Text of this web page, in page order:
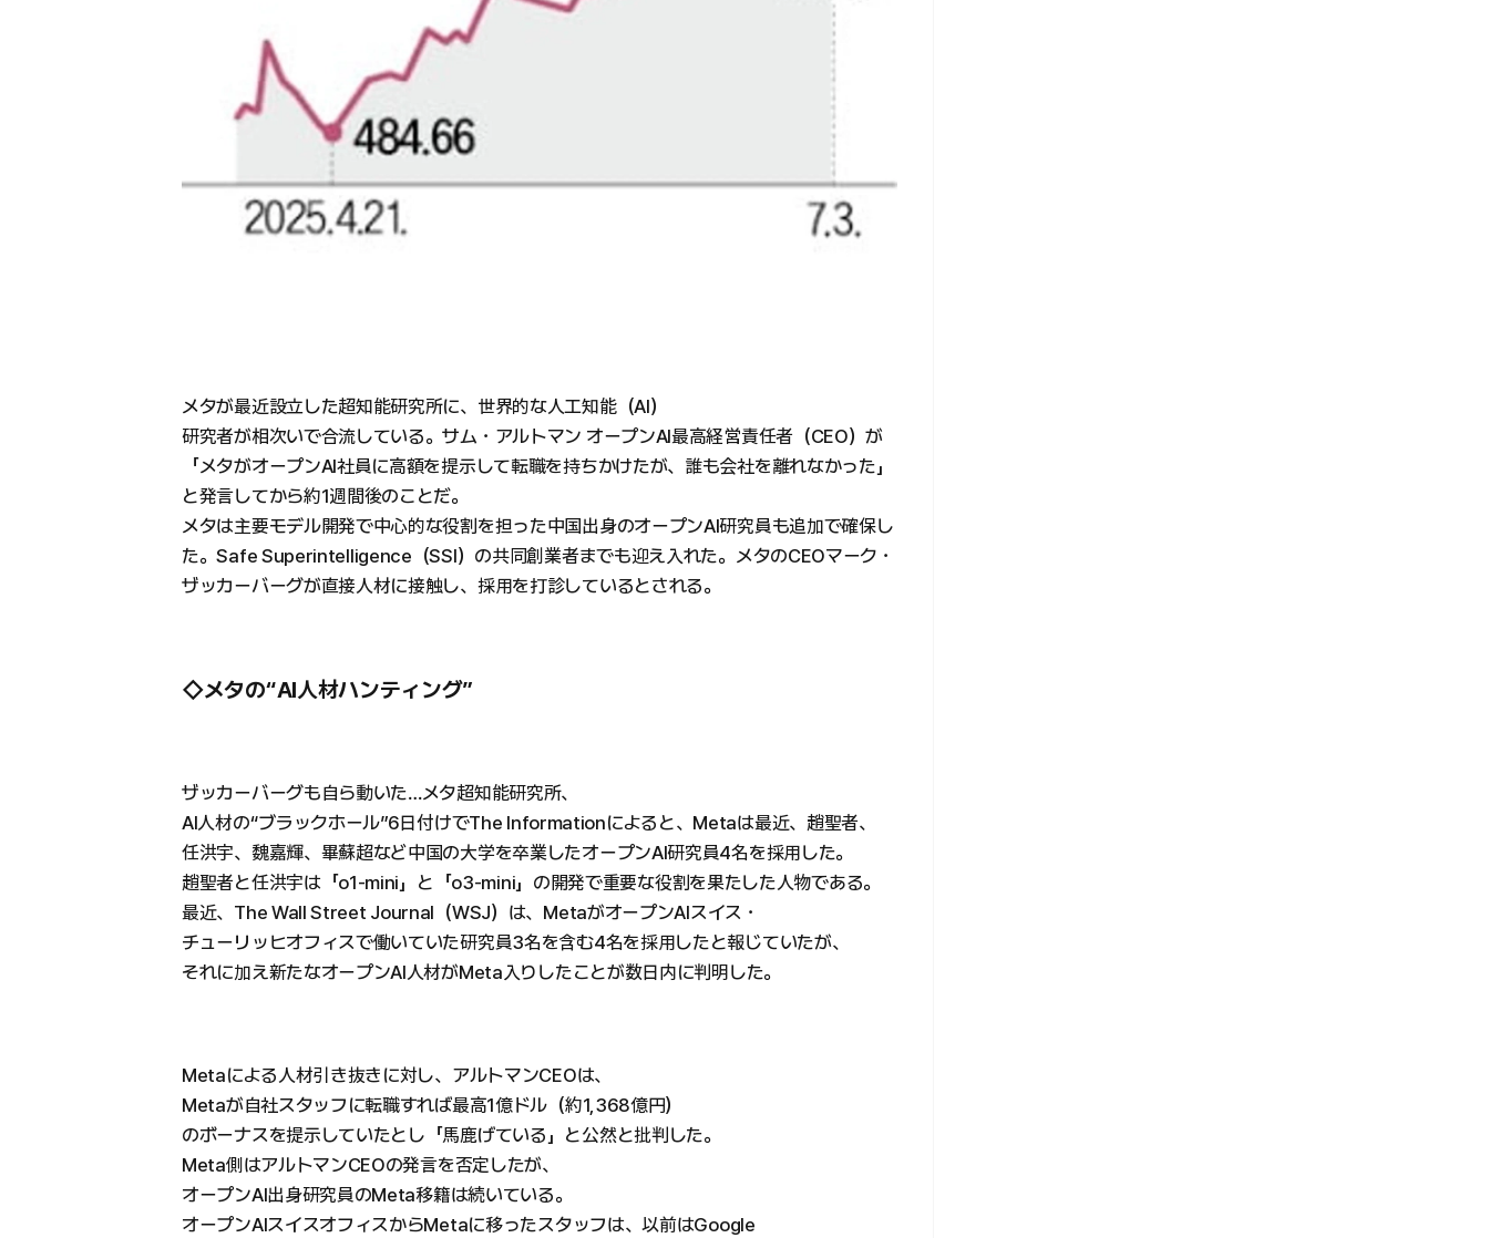
メタが最近設立した超知能研究所に、世界的な人工知能（AI）
研究者が相次いで合流している。サム・アルトマン オープンAI最高経営責任者（CEO）が
「メタがオープンAI社員に高額を提示して転職を持ちかけたが、誰も会社を離れなかった」
と発言してから約1週間後のことだ。
メタは主要モデル開発で中心的な役割を担った中国出身のオープンAI研究員も追加で確保し
た。Safe Superintelligence（SSI）の共同創業者までも迎え入れた。メタのCEOマーク・
ザッカーバーグが直接人材に接触し、採用を打診しているとされる。
◇メタの“AI人材ハンティング”
ザッカーバーグも自ら動いた…メタ超知能研究所、
AI人材の“ブラックホール”6日付けでThe Informationによると、Metaは最近、趙聖者、
任洪宇、魏嘉輝、畢蘇超など中国の大学を卒業したオープンAI研究員4名を採用した。
趙聖者と任洪宇は「o1-mini」と「o3-mini」の開発で重要な役割を果たした人物である。
最近、The Wall Street Journal（WSJ）は、MetaがオープンAIスイス・
チューリッヒオフィスで働いていた研究員3名を含む4名を採用したと報じていたが、
それに加え新たなオープンAI人材がMeta入りしたことが数日内に判明した。
Metaによる人材引き抜きに対し、アルトマンCEOは、
Metaが自社スタッフに転職すれば最高1億ドル（約1,368億円）
のボーナスを提示していたとし「馬鹿げている」と公然と批判した。
Meta側はアルトマンCEOの発言を否定したが、
オープンAI出身研究員のMeta移籍は続いている。
オープンAIスイスオフィスからMetaに移ったスタッフは、以前はGoogle